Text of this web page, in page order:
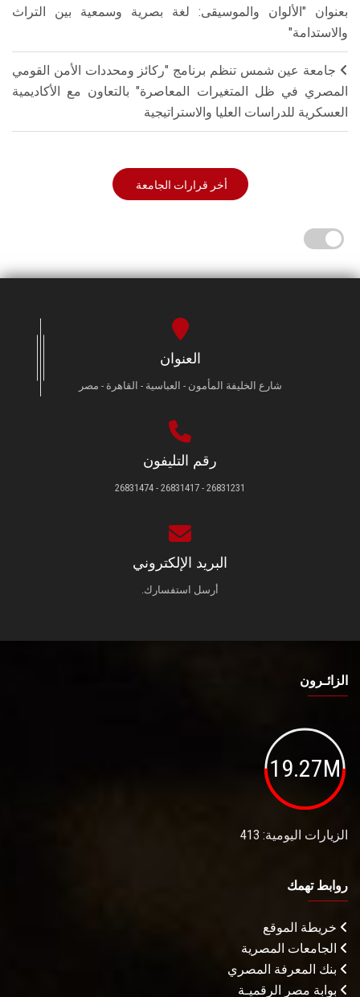
بعنوان "الألوان والموسيقى: لغة بصرية وسمعية بين التراث
والاستدامة"
جامعة عين شمس تنظم برنامج "ركائز ومحددات الأمن القومي
المصري في ظل المتغيرات المعاصرة" بالتعاون مع الأكاديمية
العسكرية للدراسات العليا والاستراتيجية
أخر قرارات الجامعة
العنوان
شارع الخليفة المأمون - العباسية - القاهرة - مصر
رقم التليفون
26831231 - 26831417 - 26831474
البريد الإلكتروني
أرسل استفسارك.
الزائـرون
19.27M
الزيارات اليومية: 413
روابط تهمك
خريطة الموقع
الجامعات المصرية
بنك المعرفة المصري
بوابة مصر الرقميـة